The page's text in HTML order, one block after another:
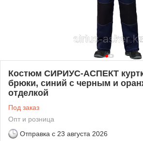
Костюм СИРИУС-АСПЕКТ
брюки, синий с черным и
отделкой
Под заказ
Опт и розница
Отправка с 23 августа 2026